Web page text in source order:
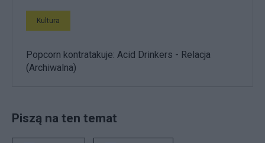
Kultura
Popcorn kontratakuje: Acid Drinkers - Relacja
(Archiwalna)
Piszą na ten temat